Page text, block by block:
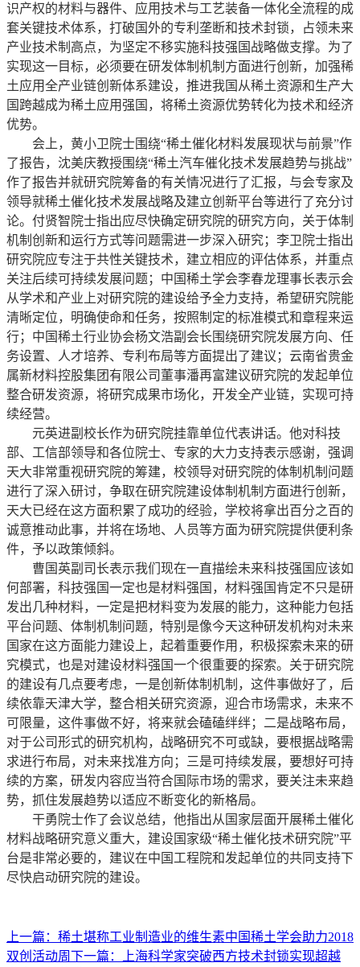
识产权的材料与器件、应用技术与工艺装备一体化全流程的成
套关键技术体系，打破国外的专利垄断和技术封锁，占领未来
产业技术制高点，为坚定不移实施科技强国战略做支撑。为了
实现这一目标，必须要在研发体制机制方面进行创新，加强稀
土应用全产业链创新体系建设，推进我国从稀土资源和生产大
国跨越成为稀土应用强国，将稀土资源优势转化为技术和经济
优势。
会上，黄小卫院士围绕“稀土催化材料发展现状与前景”作
了报告，沈美庆教授围绕“稀土汽车催化技术发展趋势与挑战”
作了报告并就研究院筹备的有关情况进行了汇报，与会专家及
领导就稀土催化技术发展战略及建立创新平台等进行了充分讨
论。付贤智院士指出应尽快确定研究院的研究方向，关于体制
机制创新和运行方式等问题需进一步深入研究；李卫院士指出
研究院应专注于共性关键技术，建立相应的评估体系，并重点
关注后续可持续发展问题；中国稀土学会李春龙理事长表示会
从学术和产业上对研究院的建设给予全力支持，希望研究院能
清晰定位，明确使命和任务，按照制定的标准模式和章程来运
行；中国稀土行业协会杨文浩副会长围绕研究院发展方向、任
务设置、人才培养、专利布局等方面提出了建议；云南省贵金
属新材料控股集团有限公司董事潘再富建议研究院的发起单位
整合研发资源，将研究成果市场化，开发全产业链，实现可持
续经营。
元英进副校长作为研究院挂靠单位代表讲话。他对科技
部、工信部领导和各位院士、专家的大力支持表示感谢，强调
天大非常重视研究院的筹建，校领导对研究院的体制机制问题
进行了深入研讨，争取在研究院建设体制机制方面进行创新，
天大已经在这方面积累了成功的经验，学校将拿出百分之百的
诚意推动此事，并将在场地、人员等方面为研究院提供便利条
件，予以政策倾斜。
曹国英副司长表示我们现在一直描绘未来科技强国应该如
何部署，科技强国一定也是材料强国，材料强国肯定不只是研
发出几种材料，一定是把材料变为发展的能力，这种能力包括
平台问题、体制机制问题，特别是像今天这种研发机构对未来
国家在这方面能力建设上，起着重要作用，积极探索未来的研
究模式，也是对建设材料强国一个很重要的探索。关于研究院
的建设有几点要考虑，一是创新体制机制，这件事做好了，后
续依靠天津大学，整合相关研究资源，迎合市场需求，未来不
可限量，这件事做不好，将来就会磕磕绊绊；二是战略布局，
对于公司形式的研究机构，战略研究不可或缺，要根据战略需
求进行布局，对未来找准方向；三是可持续发展，要想好可持
续的方案，研发内容应当符合国际市场的需求，要关注未来趋
势，抓住发展趋势以适应不断变化的新格局。
干勇院士作了会议总结，他指出从国家层面开展稀土催化
材料战略研究意义重大，建设国家级“稀土催化技术研究院”平
台是非常必要的，建议在中国工程院和发起单位的共同支持下
尽快启动研究院的建设。
上一篇： 稀土堪称工业制造业的维生素中国稀土学会助力2018
双创活动周下一篇：
上海科学家突破西方技术封锁实现超越